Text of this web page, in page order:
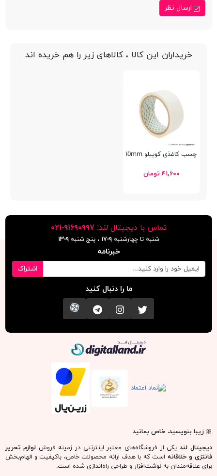
ارسال نظر
خریداران این کالا ، کالاهای زیر را هم خریده اند
چسب کاغذی کوییلو 40mm
۴۱,۶۰۰ تومان
تماس با دیجیتال لند:٩١۶٩٠٩٩٧-٠٢١
شنبه تا چهارشنبه۹-۱۷ ، پنج شنبه۹-١٣
خبرنامه
اشتراک
ما را دنبال کنید
تویتر اینستاگرامکانال تلگرام
آپارات
🎀زیبا بنویسید، خاص بمانید
دیجیتال لند یکی از فروشگاه‌های معتبر اینترنتی در زمینه فروش لوازم تحریر
فانتزی و خلاقانه است که با هدف ارائه محصولات خاص، باکیفیت و الهام‌بخش
برای علاقه‌مندان به نوشت‌افزار و طراحی راه‌اندازی شده است.